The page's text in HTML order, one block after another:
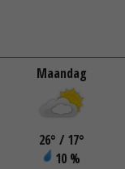
Maandag
26° / 17°
10 %